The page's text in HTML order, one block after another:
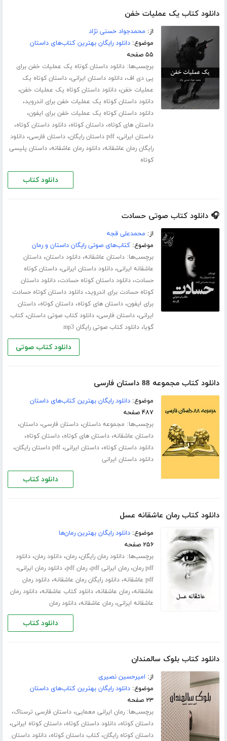
دانلود کتاب یک عملیات خفن
از: محمدجواد حسنی نژاد
موضوع:دانلود رایگان بهترین کتاب‌های داستان
۵۵ صفحه
برچسب‌ها:دانلود داستان کوتاه یک عملیات خفن برای
پی دی اف،دانلود داستان ایرانی،داستان کوتاه یک
عملیات خفن،دانلود داستان کوتاه یک عملیات خفن،
دانلود داستان کوتاه یک عملیات خفن برای اندروید،
دانلود داستان کوتاه یک عملیات خفن برای ایفون،
داستان های کوتاه،داستان کوتاه،دانلود داستان کوتاه،
داستان ایرانی،pdf داستان رایگان ،داستان فارسی،دانلود
رایگان رمان عاشقانه،دانلود رمان عاشقانه،داستان پلیسی
کوتاه
دانلود کتاب
🎧 دانلود کتاب صوتی حسادت
از: محمدعلی قجه
موضوع:کتاب‌های صوتی رایگان داستان و رمان
برچسب‌ها:داستان عاشقانه،دانلود داستان،داستان
عاشقانه ایرانی،دانلود داستان ایرانی،داستان کوتاه
حسادت،دانلود داستان کوتاه حسادت،دانلود داستان
کوتاه حسادت برای اندروید،دانلود داستان کوتاه حسادت
برای ایفون،داستان های کوتاه،داستان کوتاه،داستان
ایرانی،داستان فارسی،دانلود کتاب صوتی داستان،کتاب
گویا،دانلود کتاب صوتی رایگان mp3
دانلود کتاب صوتی
دانلود کتاب مجموعه 88 داستان فارسی
موضوع:دانلود رایگان بهترین کتاب‌های داستان
۴۸۷ صفحه
برچسب‌ها: مجموعه داستان،داستان فارسی،داستان،
داستان عاشقانه،داستان های کوتاه،داستان کوتاه،
دانلود داستان کوتاه،داستان ایرانی،pdf داستان رایگان ،
دانلود داستان ایرانی
دانلود کتاب
دانلود کتاب رمان عاشقانه عسل
موضوع:دانلود رایگان بهترین رمان‌ها
۲۵۶ صفحه
برچسب‌ها:دانلود رمان رایگان،رمان،دانلود رمان،دانلود
pdf رمان
،رمان ایرانی pdf ،رمان pdf ،دانلود رمان ایرانی،
pdf عاشقانه ،دانلود رایگان رمان عاشقانه،دانلود رمان
عاشقانه،رمان عاشقانه،دانلود کتاب عاشقانه،دانلود رمان
عاشقانه ایرانی،رمان عاشقانه،دانلود رمان
دانلود کتاب
دانلود کتاب بلوک سالمندان
از: امیرحسین نصیری
موضوع:دانلود رایگان بهترین کتاب‌های داستان
۲۳ صفحه
برچسب‌ها:رمان ایرانی معمایی،داستان فارسی ترسناک،
داستان کوتاه،دانلود داستان کوتاه،داستان کوتاه ایرانی،
داستان کوتاه رایگان،کتاب داستان کوتاه،دانلود داستان